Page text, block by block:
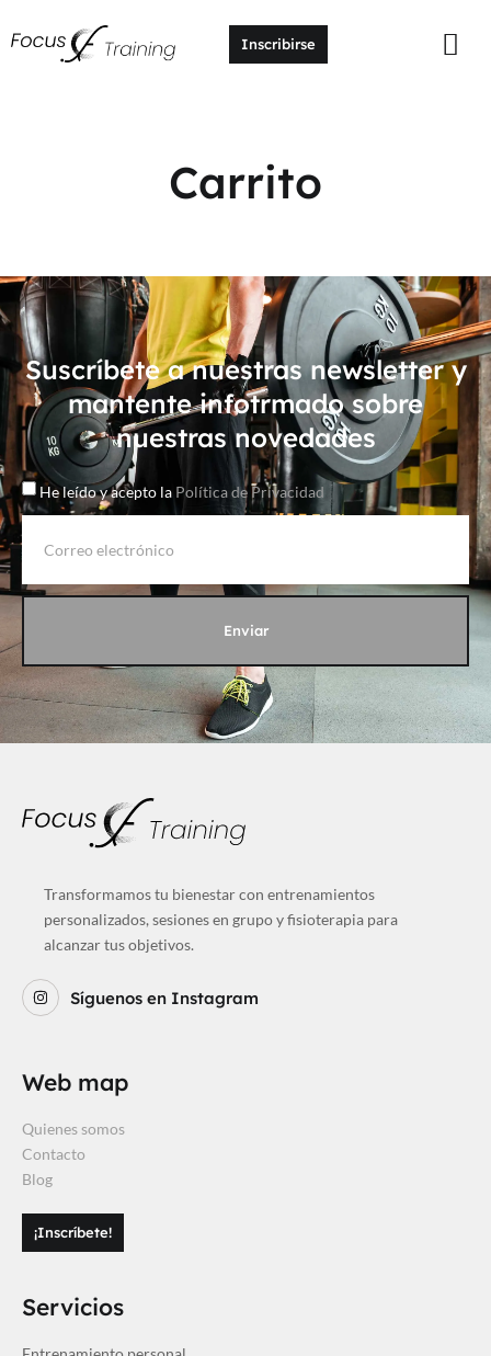
Inscribirse
Carrito
Suscríbete a nuestras newsletter y
mantente infotrmado sobre
nuestras novedades
He leído y acepto la Política de Privacidad
Enviar
Transformamos tu bienestar con entrenamientos
personalizados, sesiones en grupo y fisioterapia para
alcanzar tus objetivos.
Síguenos en Instagram
Web map
Quienes somos
Contacto
Blog
¡Inscríbete!
Servicios